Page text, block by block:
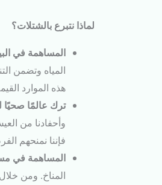
لماذا نتبرع بالشتلات؟
المساهمة في
المياه وتضمن
هذه الموارد
ترك عالمًا صحيًا
وأحفادنا من
فإننا نمنحهم
المساهمة في
المناخ. ومن